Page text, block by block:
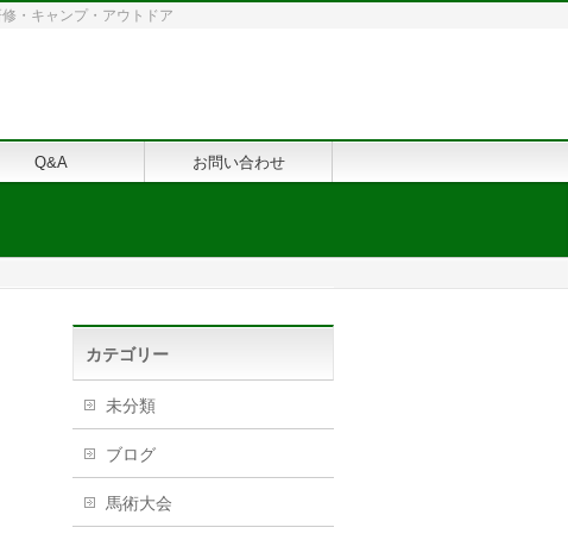
・キャンプ・アウトドア
Q&A お問い合わせ
カテゴリー
未分類
ブログ
馬術大会